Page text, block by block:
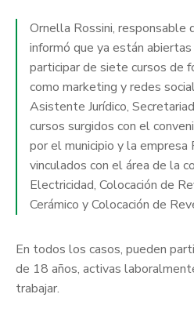
Ornella Rossini, responsable
informó que ya están
participar de siete cursos de
como marketing y redes
Asistente Jurídico,
cursos surgidos con el
por el municipio y la
vinculados con el área de la
Electricidad, Colocación de
Cerámico y Colocación de
En todos los casos, pueden
de 18 años, activas
trabajar.